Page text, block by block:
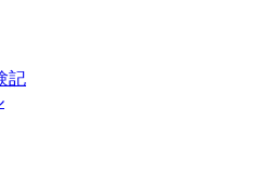
記